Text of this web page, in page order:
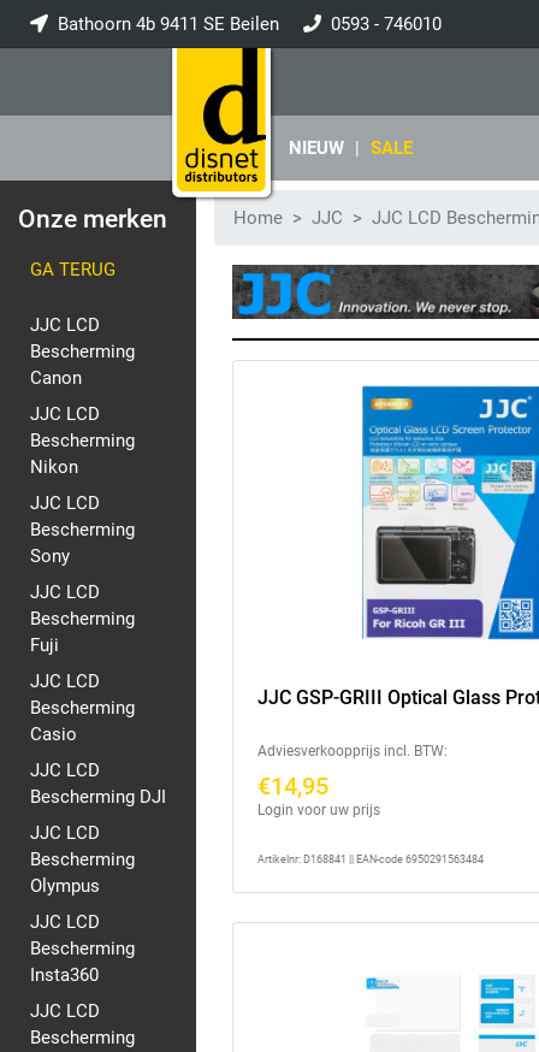
Bathoorn 4b 9411 SE Beilen 0593 - 746010
NIEUW | SALE
Onze merken
GA TERUG
JJC LCD
Bescherming
Canon
JJC LCD
Bescherming
Nikon
JJC LCD
Bescherming
Sony
JJC LCD
Bescherming
Fuji
JJC LCD
Bescherming
Casio
JJC LCD
Bescherming DJI
JJC LCD
Bescherming
Olympus
JJC LCD
Bescherming
Insta360
JJC LCD
Bescherming
Home JJC JJC LCD
JJC GSP-GRIII Optical Glass
Adviesverkoopprijs incl. BTW:
€14,95
Login voor uw prijs
Artikelnr: D168841 || EAN-code 6950291563484